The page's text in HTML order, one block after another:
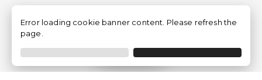
Filtrar
Error loading cookie banner content. Please refresh the
page.